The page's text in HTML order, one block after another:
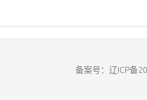
备案号：辽ICP备